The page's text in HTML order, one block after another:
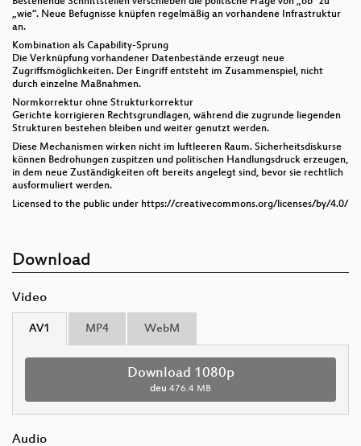
„wie“. Neue Befugnisse knüpfen regelmäßig an vorhandene Infrastruktur
an.
Kombination als Capability-Sprung
Die Verknüpfung vorhandener Datenbestände erzeugt neue
Zugriffsmöglichkeiten. Der Eingriff entsteht im Zusammenspiel, nicht
durch einzelne Maßnahmen.
Normkorrektur ohne Strukturkorrektur
Gerichte korrigieren Rechtsgrundlagen, während die zugrunde liegenden
Strukturen bestehen bleiben und weiter genutzt werden.
Diese Mechanismen wirken nicht im luftleeren Raum. Sicherheitsdiskurse
können Bedrohungen zuspitzen und politischen Handlungsdruck erzeugen,
in dem neue Zuständigkeiten oft bereits angelegt sind, bevor sie rechtlich
ausformuliert werden.
Licensed to the public under https://creativecommons.org/licenses/by/4.0/
Download
Video
AV1 MP4 WebM
Download 1080p
deu 476.4 MB
Audio